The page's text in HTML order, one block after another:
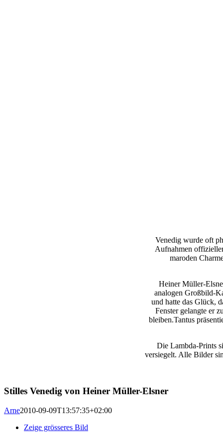
Venedig wurde oft
Aufnahmen
maroden
Heiner Müller-
analogen Großbild-
und hatte das Glück,
Fenster gelangte er
bleiben.Tantus
Die Lambda-Prints
versiegelt. Alle Bilder
Stilles Venedig von Heiner Müller-Elsner
Arne2010-09-09T13:57:35+02:00
Zeige grösseres Bild